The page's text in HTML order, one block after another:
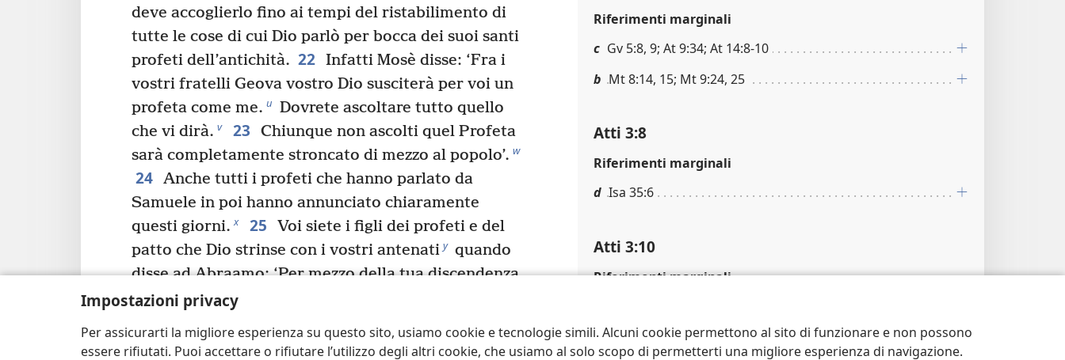
Impostazioni privacy
Per assicurarti la migliore esperienza su questo sito, usiamo cookie e tecnologie simili. Alcuni cookie permettono al sito di funzionare e non possono
essere rifiutati. Puoi accettare o rifiutare l’utilizzo degli altri cookie, che usiamo al solo scopo di permetterti una migliore esperienza di navigazione.
deve accoglierlo fino ai tempi del ristabilimento di
tutte le cose di cui Dio parlò per bocca dei suoi santi
profeti dell’antichità. 22 Infatti Mosè disse: ‘Fra i
vostri fratelli Geova vostro Dio susciterà per voi un
profeta come me. u Dovrete ascoltare tutto quello
che vi dirà. v 23
Chiunque non ascolti quel Profeta
sarà completamente stroncato di mezzo al popolo’. w
24 Anche tutti i profeti che hanno parlato da
Samuele in poi hanno annunciato chiaramente
questi giorni. x 25
Voi siete i figli dei profeti e del
patto che Dio strinse con i vostri antenati y quando
disse ad Abraamo: ‘Per mezzo della tua discendenza
tutte le famiglie della terra saranno benedette’.
mandato prima di tutto a voi a per benedirvi,
Riferimenti marginali
c Gv 5:8, 9; At 9:34; At 14:8-10
b Mt 8:14, 15; Mt 9:24, 25
Atti 3:8
Riferimenti marginali
d Isa 35:6
Atti 3:10
Riferimenti marginali